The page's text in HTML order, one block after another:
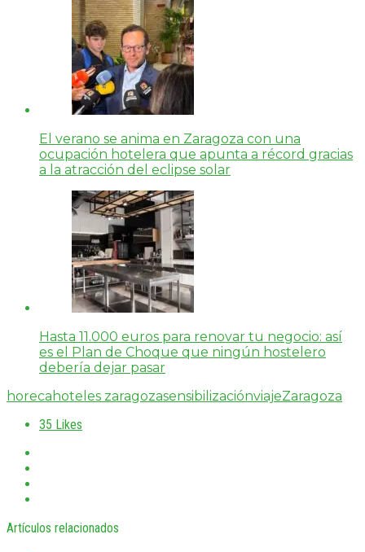
El verano se anima en Zaragoza con una
ocupación hotelera que apunta a récord gracias
a la atracción del eclipse solar
Hasta 11.000 euros para renovar tu negocio: así
es el Plan de Choque que ningún hostelero
debería dejar pasar
horeca hoteles zaragozasensibilizaciónviajeZaragoza
35 Likes
Artículos relacionados